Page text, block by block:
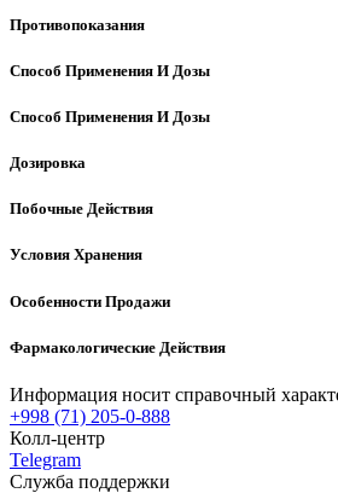
Противопоказания
Способ Применения И Дозы
Способ Применения И Дозы
Дозировка
Побочные Действия
Условия Хранения
Особенности Продажи
Фармакологические Действия
Информация носит справочный
+998 (71) 205-0-888
Колл-центр
Telegram
Служба поддержки